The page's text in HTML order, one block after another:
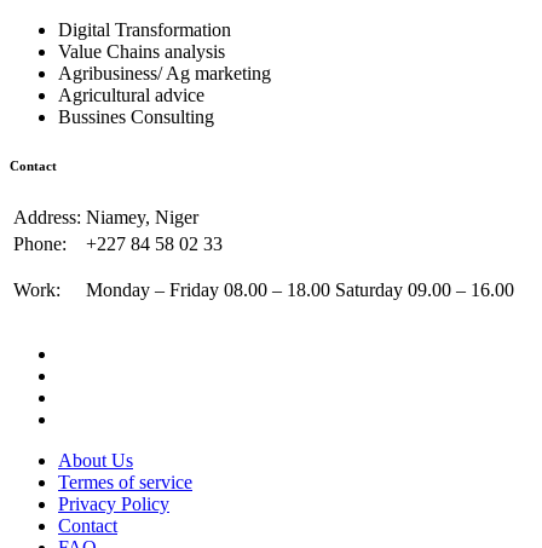
Digital Transformation
Value Chains analysis
Agribusiness/ Ag marketing
Agricultural advice
Bussines Consulting
Contact
Address: Niamey, Niger
Phone:
+227 84 58 02 33
Work: Monday – Friday 08.00 – 18.00 Saturday 09.00 – 16.00
About Us
Termes of service
Privacy Policy
Contact